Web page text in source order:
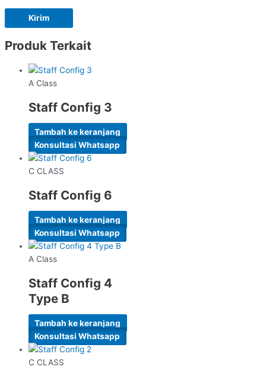
Produk Terkait
A Class
Staff Config 3
Tambah ke keranjang
Konsultasi Whatsapp
C CLASS
Staff Config 6
Tambah ke keranjang
Konsultasi Whatsapp
A Class
Staff Config 4
Type B
Tambah ke keranjang
Konsultasi Whatsapp
C CLASS